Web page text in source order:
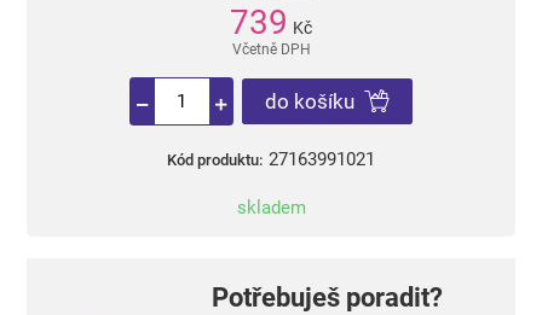
739 Kč
Včetně DPH
do košíku
Kód produktu: 27163991021
skladem
Potřebuješ poradit?